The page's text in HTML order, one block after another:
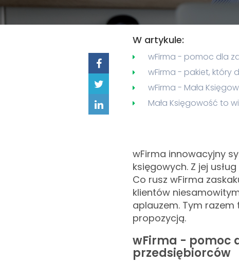
W artykule:
wFirma - pomoc dla
wFirma - pakiet, który
wFirma - Mała
Mała Księgowość to
wFirma innowacyjny
księgowych. Z jej
Co rusz wFirma
klientów
aplauzem. Tym razem
propozycją.
wFirma - pomoc
przedsiębiorców